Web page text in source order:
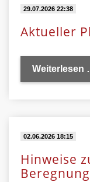
29.07.2026 22:38
Aktueller
Weiterlesen
02.06.2026 18:15
Hinweise